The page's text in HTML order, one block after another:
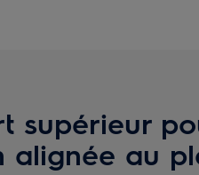
supérieur
alignée au